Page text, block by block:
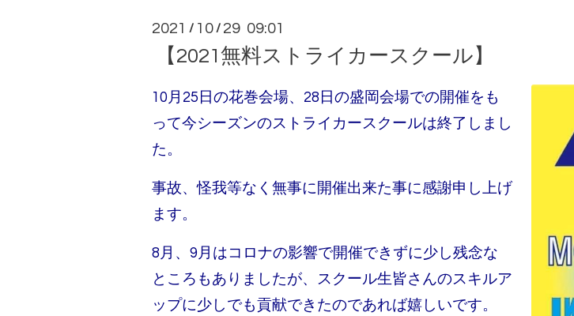
2021 / 10 / 29 09:01
【2021無料ストライカースクール】
10月25日の花巻会場、28日の盛岡会場での開催をも
って今シーズンのストライカースクールは終了しまし
た。
事故、怪我等なく無事に開催出来た事に感謝申し上げ
ます。
8月、9月はコロナの影響で開催できずに少し残念な
ところもありましたが、スクール生皆さんのスキルア
ップに少しでも貢献できたのであれば嬉しいです。